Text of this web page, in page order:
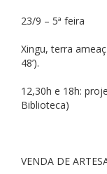
23/9 – 5ª feira
Xingu, terra
48’).
12,30h e 18h:
Biblioteca)
VENDA DE